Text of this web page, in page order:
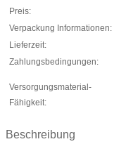
Preis:
Verpackung Informationen:
Lieferzeit:
Zahlungsbedingungen:
Versorgungsmaterial-
Fähigkeit:
Beschreibung